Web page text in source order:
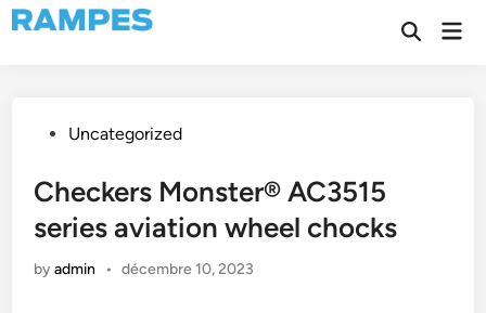
Skip
to
Open
PostedUncategorized
Checkers Monster® AC3515
series aviation wheel chocks
byadmin • décembre 10, 2023